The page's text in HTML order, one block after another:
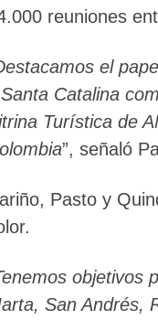
reuniones
el
Catalina
Turística de
”, señaló
Pasto y
objetivos
San Andrés,